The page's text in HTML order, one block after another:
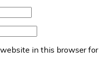
in this browser for